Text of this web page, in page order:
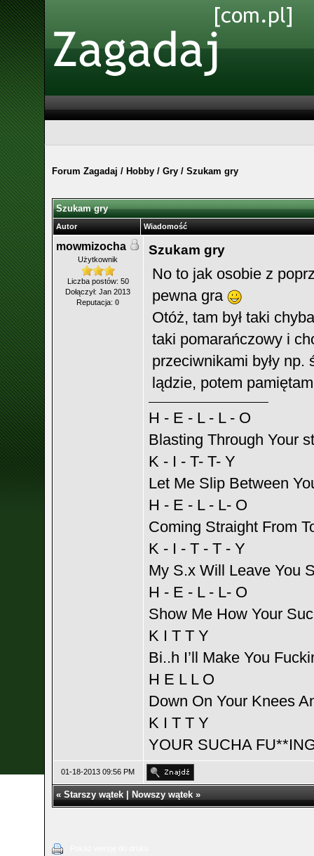
Forum Zagadaj / Hobby/ Gry / Szukam gry
Szukam gry
Autor Wiadomość
mowmizocha
Użytkownik
Liczba postów: 50
Dołączył: Jan 2013
Reputacja: 0
Szukam gry
No to jak osobie z
pewna gra
Otóż, tam był taki
taki pomarańczowy i
przeciwnikami były np.
lądzie, potem
H - E - L - L - O
Blasting Through Your
K - I - T- T- Y
Let Me Slip Between
H - E - L - L- O
Coming Straight From
K - I - T - T - Y
My S.x Will Leave You
H - E - L - L- O
Show Me How Your
K I T T Y
Bi..h I’ll Make You
H E L L O
Down On Your Knees
K I T T Y
YOUR SUCHA
01-18-2013 09:56 PM
« Starszy wątek| Nowszy wątek»